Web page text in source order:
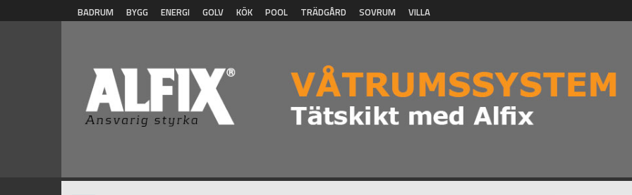
Hoppa till huvudinnehåll
BADRUM BYGG ENERGI GOLV KÖK POOL TRÄDGÅRD SOVRUM VILLA